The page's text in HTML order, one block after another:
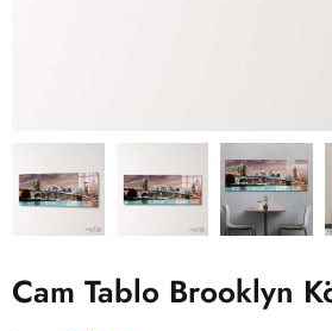
Cam Tablo Brooklyn